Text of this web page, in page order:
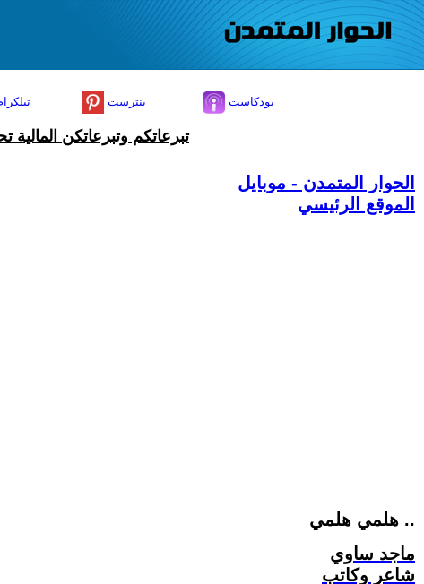
بنترست بودكاست
تبرعاتكم وتبرعاتكن
الحوار المتمدن - موبايل
الموقع الرئيسي
هلمي هلمي ..
ماجد ساوي
شاعر وكاتب